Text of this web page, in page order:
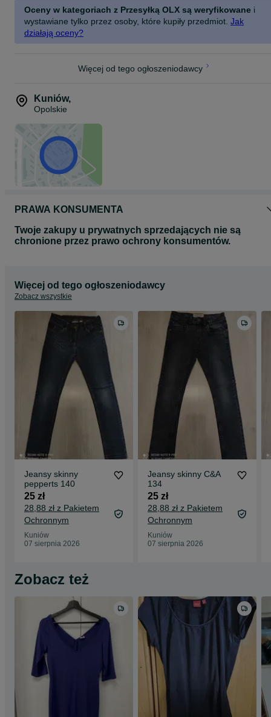
Oceny w kategoriach z Przesyłką OLX są weryfikowane i
wystawiane tylko przez osoby, które kupiły przedmiot. Jak
działają oceny?
Więcej od tego ogłoszeniodawcy
Kuniów,
Opolskie
PRAWA KONSUMENTA
Twoje zakupy u prywatnych sprzedających nie są
chronione przez prawo ochrony konsumentów.
Więcej od tego ogłoszeniodawcy
Zobacz wszystkie
Jeansy skinny
pepperts 140
25 zł
28,88 zł z Pakietem
Ochronnym
Kuniów
07 sierpnia 2026
Jeansy skinny C&A
134
25 zł
28,88 zł z Pakietem
Ochronnym
Kuniów
07 sierpnia 2026
Zobacz też